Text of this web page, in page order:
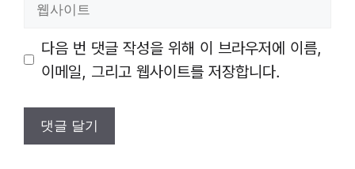
트
다음 번 댓글 작성을 위해 이 브라우저에 이름,
이메일, 그리고 웹사이트를 저장합니다.